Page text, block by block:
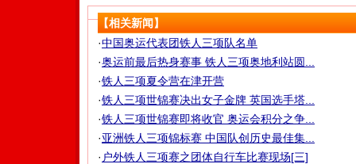
【相关新闻】
·中国奥运代表团铁人三项队名单
·奥运前最后热身赛事 铁人三项奥地利站圆...
·铁人三项夏令营在津开营
·铁人三项世锦赛决出女子金牌 英国选手塔...
·铁人三项世锦赛即将收官 奥运会积分之争...
·亚洲铁人三项锦标赛 中国队创历史最佳集...
· 户外铁人三项赛之团体自行车比赛现场[三]